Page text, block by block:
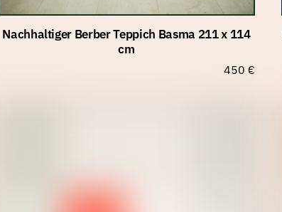
Nachhaltiger Berber Teppich Basma 211 x 114
cm
450 €